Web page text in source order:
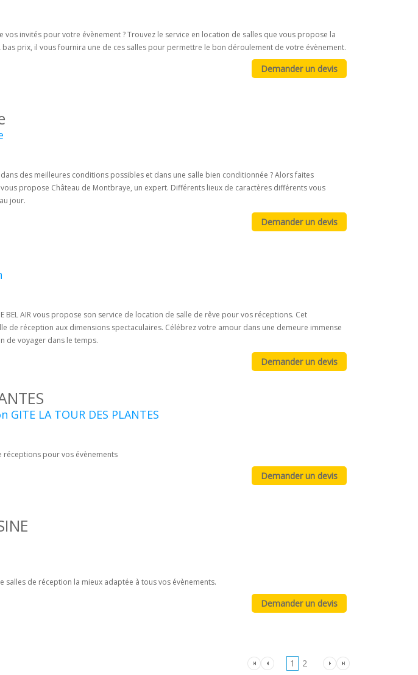
invités pour votre évènement ? Trouvez le service en location de salles que vous propose la
bas prix, il vous fournira une de ces salles pour permettre le bon déroulement de votre évènement.
des meilleures conditions possibles et dans une salle bien conditionnée ? Alors faites
propose Château de Montbraye, un expert. Différents lieux de caractères différents vous
jour.
BEL AIR vous propose son service de location de salle de rêve pour vos réceptions. Cet
de réception aux dimensions spectaculaires. Célébrez votre amour dans une demeure immense
de voyager dans le temps.
LA TOUR DES PLANTES
réceptions pour vos évènements
salles de réception la mieux adaptée à tous vos évènements.
1 2